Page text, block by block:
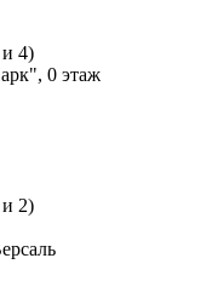
4)
0 этаж
2)